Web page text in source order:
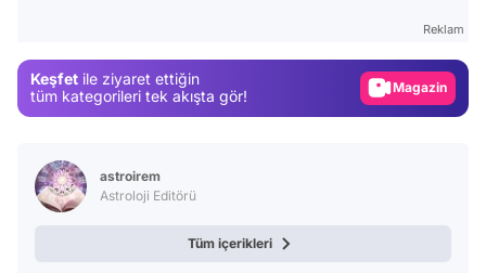
Reklam
Keşfet ile ziyaret ettiğin
tüm kategorileri tek akışta gör!
Magazin
astroirem
Astroloji Editörü
Tüm içerikleri